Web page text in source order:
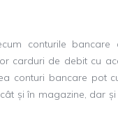
conturile
carduri de debit cu
conturi bancare pot
și în magazine, dar